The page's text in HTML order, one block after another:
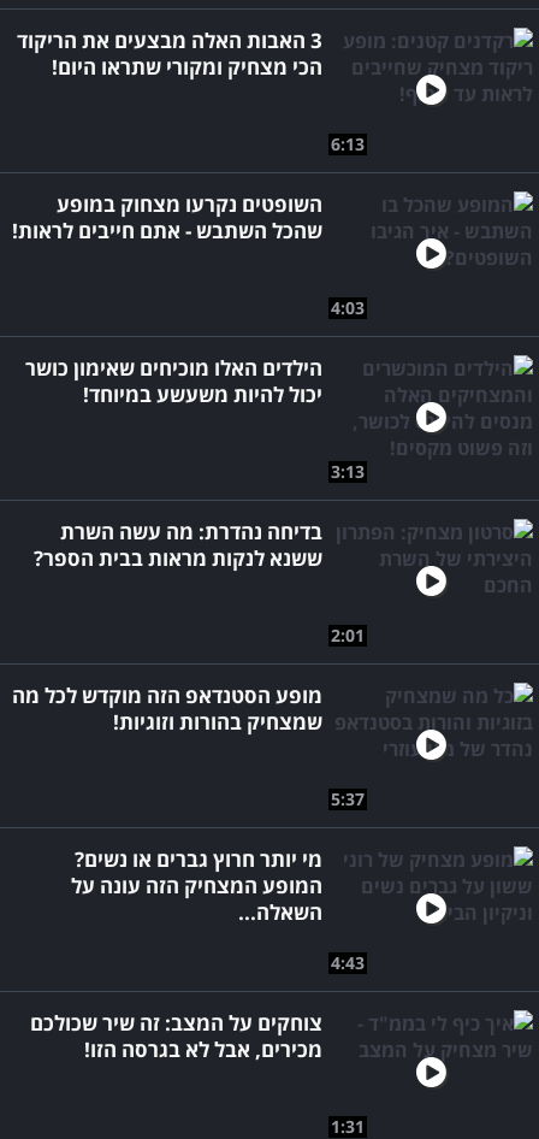
6:13
3 האבות האלה מבצעים את הריקוד
הכי מצחיק ומקורי שתראו היום!
4:03
השופטים נקרעו מצחוק במופע
שהכל השתבש - אתם חייבים לראות!
3:13
הילדים האלו מוכיחים שאימון כושר
יכול להיות משעשע במיוחד!
2:01
בדיחה נהדרת: מה עשה השרת
ששנא לנקות מראות בבית הספר?
5:37
מופע הסטנדאפ הזה מוקדש לכל מה
שמצחיק בהורות וזוגיות!
4:43
מי יותר חרוץ גברים או נשים?
המופע המצחיק הזה עונה על
השאלה...
1:31
צוחקים על המצב: זה שיר שכולכם
מכירים, אבל לא בגרסה הזו!